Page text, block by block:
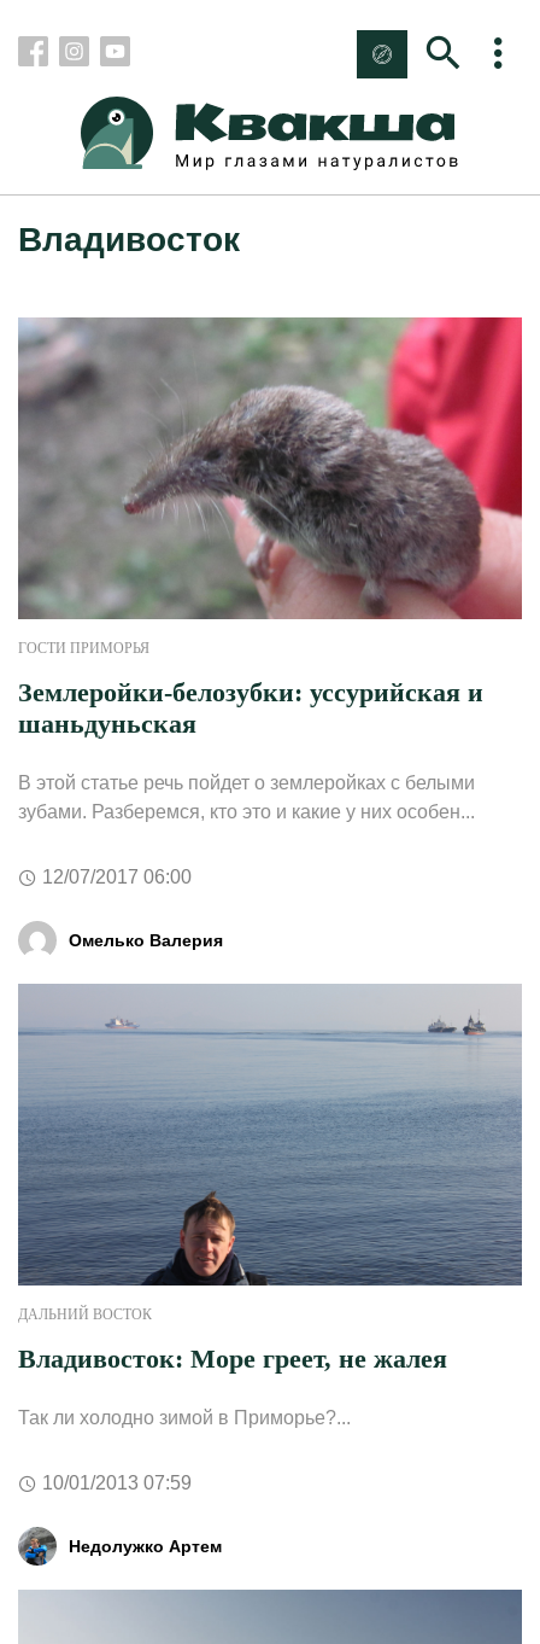
Владивосток
ГОСТИ ПРИМОРЬЯ
Землеройки-белозубки: уссурийская и
шаньдуньская
В этой статье речь пойдет о землеройках с белыми
зубами. Разберемся, кто это и какие у них особен...
12/07/2017 06:00
Омелько Валерия
ДАЛЬНИЙ ВОСТОК
Владивосток: Море греет, не жалея
Так ли холодно зимой в Приморье?...
10/01/2013 07:59
Недолужко Артем